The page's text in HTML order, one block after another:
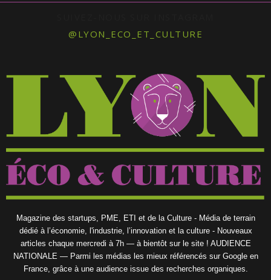
@LYON_ECO_ET_CULTURE
Magazine des startups, PME, ETI et de la Culture - Média de terrain
dédié à l’économie, l'industrie, l’innovation et la culture - Nouveaux
articles chaque mercredi à 7h — à bientôt sur le site ! AUDIENCE
NATIONALE — Parmi les médias les mieux référencés sur Google en
France, grâce à une audience issue des recherches organiques.